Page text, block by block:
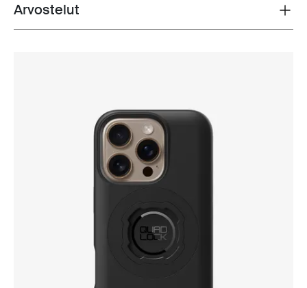
Toggle overview
Arvostelut